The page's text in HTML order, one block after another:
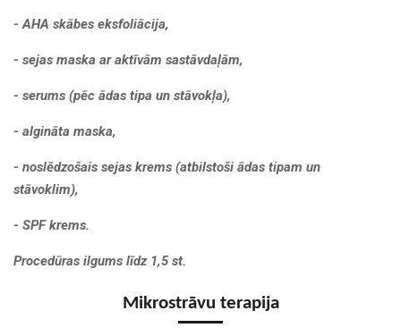
- AHA skābes eksfoliācija,
- sejas maska ar aktīvām sastāvdaļām,
- serums (pēc ādas tipa un stāvokļa),
- algināta maska,
- noslēdzošais sejas krems (atbilstoši ādas tipam un
stāvoklim),
- SPF krems.
Procedūras ilgums līdz 1,5 st.
Mikrostrāvu terapija